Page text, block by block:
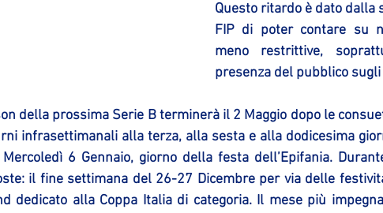
Questo ritardo è dato dalla
FIP di poter contare su
meno restrittive,
presenza del pubblico
della prossima Serie B terminerà il 2 Maggio dopo le
infrasettimanali alla terza, alla sesta e alla dodicesima
6 Gennaio, giorno della festa dell’Epifania.
il fine settimana del 26-27 Dicembre per via delle
dedicato alla Coppa Italia di categoria. Il mese più